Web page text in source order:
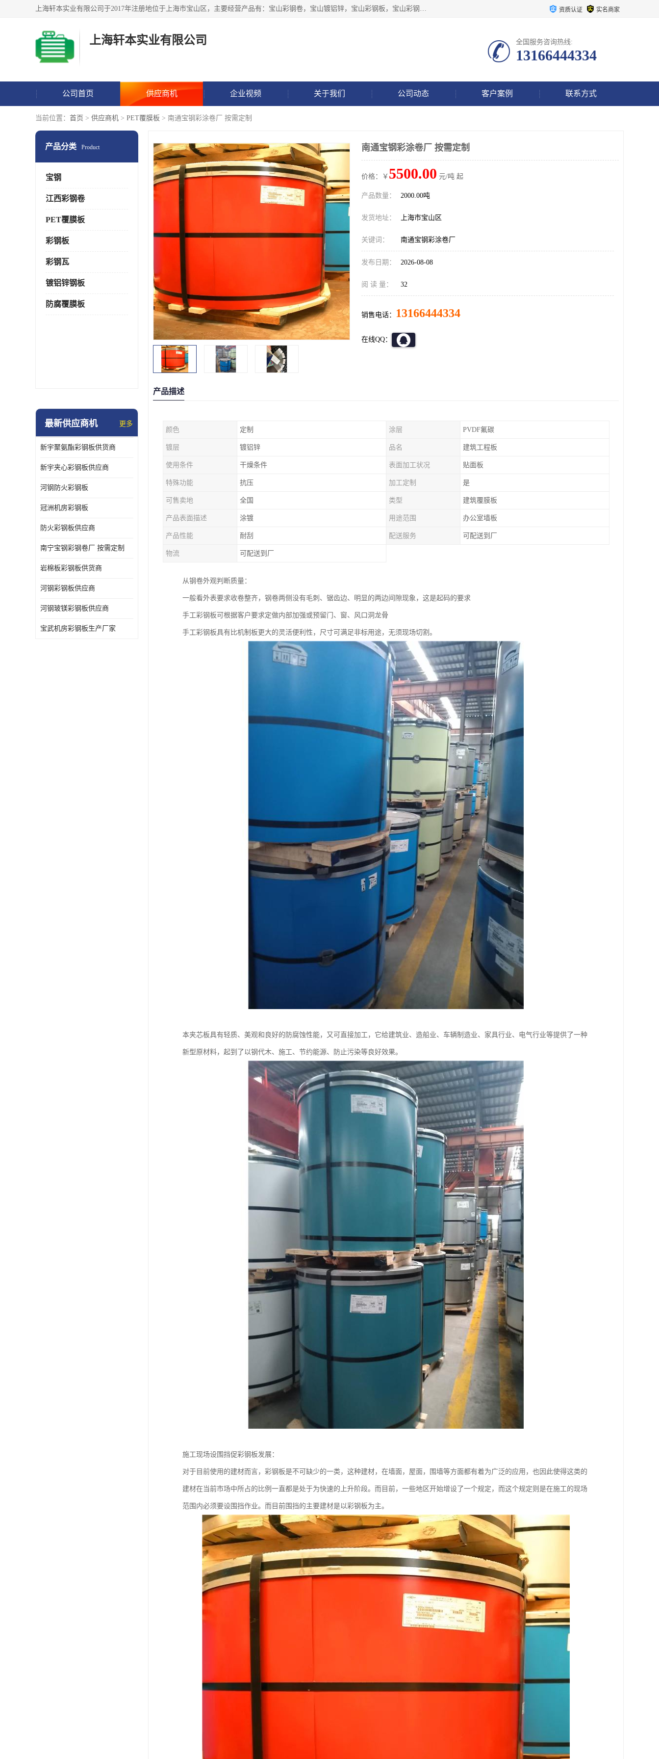
上海轩本实业有限公司于2017年注册地位于上海市宝山区，主要经营产品有：宝山彩钢卷，宝山镀铝锌，宝山彩钢板，宝山彩钢瓦等产品的生产和销售。 资质认证 实名商家
上海轩本实业有限公司 全国服务咨询热线:
13166444334
公司首页 供应商机 企业视频 关于我们 公司动态 客户案例 联系方式
当前位置： 首页 > 供应商机 > PET覆膜板 > 南通宝钢彩涂卷厂 按需定制
产品分类 Product
宝钢
江西彩钢卷
PET覆膜板
彩钢板
彩钢瓦
镀铝锌钢板
防腐覆膜板
最新供应商机 更多
新宇聚氨酯彩钢板供货商
新宇夹心彩钢板供应商
河钢防火彩钢板
冠洲机房彩钢板
防火彩钢板供应商
南宁宝钢彩钢卷厂 按需定制
岩棉板彩钢板供货商
河钢彩钢板供应商
河钢玻镁彩钢板供应商
宝武机房彩钢板生产厂家
南通宝钢彩涂卷厂 按需定制
价格：￥ 5500.00 元/吨 起
产品数量： 2000.00吨
发货地址： 上海市宝山区
关键词： 南通宝钢彩涂卷厂
发布日期： 2026-08-08
阅 读 量： 32
销售电话： 13166444334
在线QQ：
产品描述
颜色 定制 涂层 PVDF氟碳
镀层 镀铝锌 品名 建筑工程板
使用条件 干燥条件 表面加工状况 贴面板
特殊功能 抗压 加工定制 是
可售卖地 全国 类型 建筑覆膜板
产品表面描述 涂镀 用途范围 办公室墙板
产品性能 耐刮 配送服务 可配送到厂
物流 可配送到厂
从钢卷外观判断质量：
一般看外表要求收卷整齐，钢卷两侧没有毛刺、锯齿边、明显的两边间隙现象，这是起码的要求
手工彩钢板可根据客户要求定做内部加强或预留门、窗、风口洞龙骨
手工彩钢板具有比机制板更大的灵活便利性，尺寸可满足非标用途，无须现场切割。
本夹芯板具有轻质、美观和良好的防腐蚀性能，又可直接加工，它给建筑业、造船业、车辆制造业、家具行业、电气行业等提供了一种
新型原材料，起到了以钢代木、施工、节约能源、防止污染等良好效果。
施工现场设围挡促彩钢板发展：
对于目前使用的建材而言，彩钢板是不可缺少的一类，这种建材，在墙面，屋面，围墙等方面都有着为广泛的应用，也因此使得这类的
建材在当前市场中所占的比例一直都是处于为快速的上升阶段。而目前，一些地区开始增设了一个规定，而这个规定则是在施工的现场
范围内必须要设围挡作业。而目前围挡的主要建材是以彩钢板为主。